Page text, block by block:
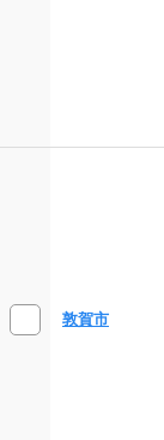
敦賀市